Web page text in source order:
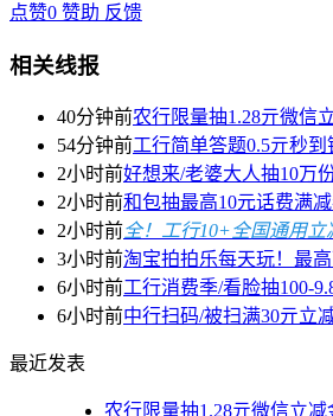
点赞0 赞助 反馈
相关线报
40分钟前农行限量抽1.28亓微信
54分钟前工行简单答题0.5亓秒到
2小时前好想来/老婆大人抽10万
2小时前和包抽最高10元话费满
2小时前全！工行10+全国通用立
3小时前淘宝拍拍乐每天玩！最
6小时前工行消费季/看脸抽100-
6小时前中行扫码/被扫满30亓立
最近发表
农行限量抽1.28亓微信立减